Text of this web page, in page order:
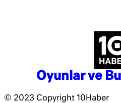
Oyunlar ve
© 2023 Copyright 10Haber